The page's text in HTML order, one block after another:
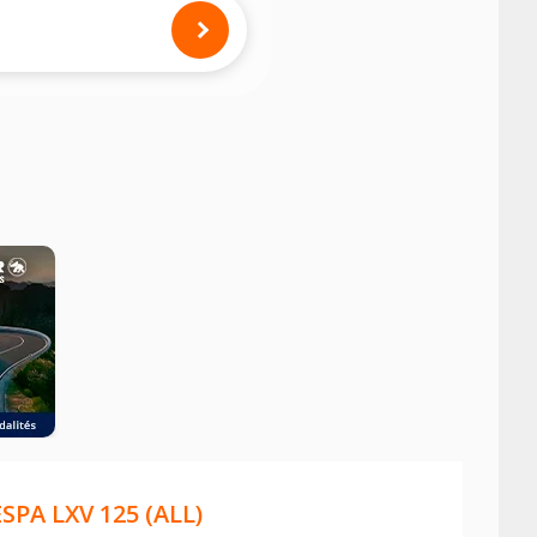
des pneus montés sur votre
LXV 125 (ALL)